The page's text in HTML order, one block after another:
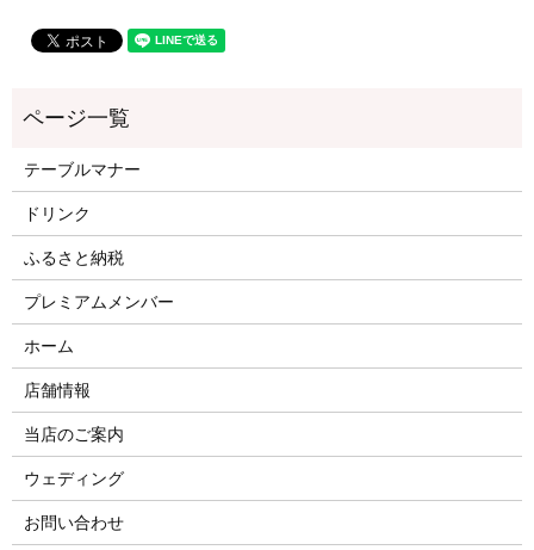
テーブルマナー
ドリンク
ふるさと納税
プレミアムメンバー
ホーム
店舗情報
当店のご案内
ウェディング
お問い合わせ